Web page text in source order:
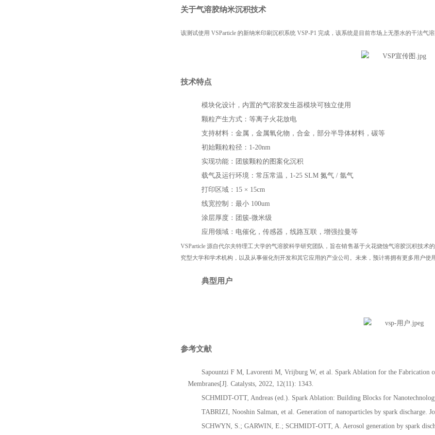
关于气溶胶纳米沉积技术
该测试使用 VSParticle 的新纳米印刷沉积系统 VSP-P1 完成，该系统是目前市场上无墨水的干法气溶
技术特点
模块化设计，内置的气溶胶发生器模块可独立使用
颗粒产生方式：等离子火花放电
支持材料：金属，金属氧化物，合金，部分半导体材料，碳等
初始颗粒粒径：1-20nm
实现功能：团簇颗粒的图案化沉积
载气及运行环境：常压常温，1-25 SLM 氮气 / 氩气
打印区域：15 × 15cm
线宽控制：最小 100um
涂层厚度：团簇-微米级
应用领域：电催化，传感器，线路互联，增强拉曼等
VSParticle 源自代尔夫特理工大学的气溶胶科学研究团队，旨在销售基于火花烧蚀气溶胶沉积技
究型大学和学术机构，以及从事催化剂开发和其它应用的产业公司。未来，预计将拥有更多用户使
典型用户
参考文献
Sapountzi F M, Lavorenti M, Vrijburg W, et al. Spark Ablation for the Fabrication
Membranes[J]. Catalysts, 2022, 12(11): 1343.
SCHMIDT-OTT, Andreas (ed.). Spark Ablation: Building Blocks for
TABRIZI, Nooshin Salman, et al. Generation of nanoparticles by spark discharge.
SCHWYN, S.; GARWIN, E.; SCHMIDT-OTT, A. Aerosol generation by spark